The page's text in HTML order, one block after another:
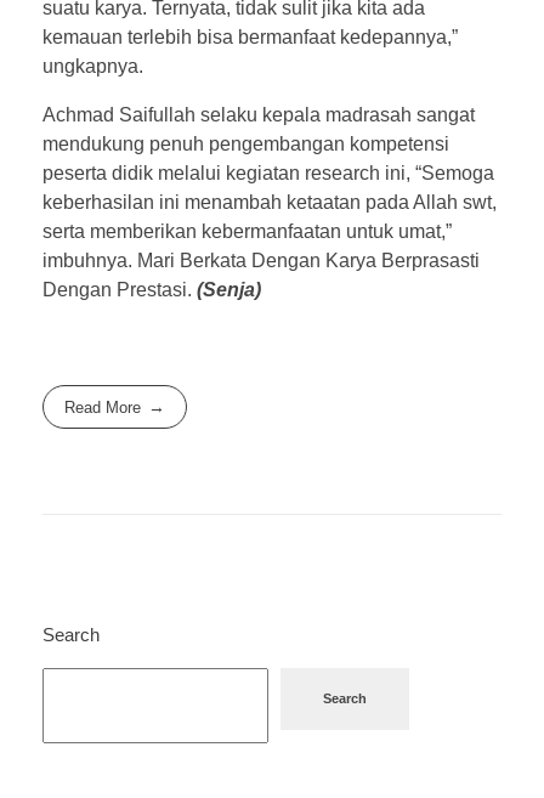
suatu karya. Ternyata, tidak sulit jika kita ada
kemauan terlebih bisa bermanfaat kedepannya,”
ungkapnya.
Achmad Saifullah selaku kepala madrasah sangat
mendukung penuh pengembangan kompetensi
peserta didik melalui kegiatan research ini, “Semoga
keberhasilan ini menambah ketaatan pada Allah swt,
serta memberikan kebermanfaatan untuk umat,”
imbuhnya. Mari Berkata Dengan Karya Berprasasti
Dengan Prestasi. (Senja)
Read More
Search
Search